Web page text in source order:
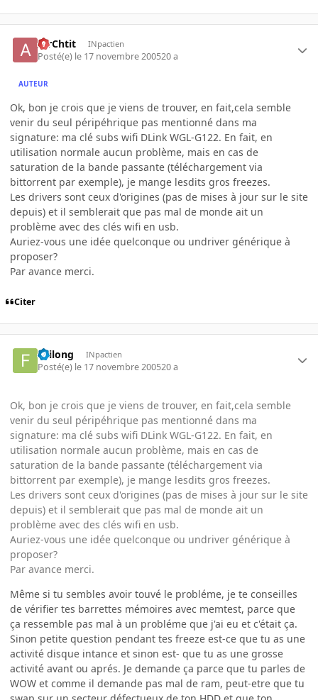
AirChtit INpactien
Posté(e) le 17 novembre 200520 a
AUTEUR
Ok, bon je crois que je viens de trouver, en fait,cela semble
venir du seul péripéhrique pas mentionné dans ma
signature: ma clé subs wifi DLink WGL-G122. En fait, en
utilisation normale aucun problème, mais en cas de
saturation de la bande passante (téléchargement via
bittorrent par exemple), je mange lesdits gros freezes.
Les drivers sont ceux d'origines (pas de mises à jour sur le site
depuis) et il semblerait que pas mal de monde ait un
problème avec des clés wifi en usb.
Auriez-vous une idée quelconque ou undriver générique à
proposer?
Par avance merci.
Citer
Feilong INpactien
Posté(e) le 17 novembre 200520 a
Ok, bon je crois que je viens de trouver, en fait,cela semble
venir du seul péripéhrique pas mentionné dans ma
signature: ma clé subs wifi DLink WGL-G122. En fait, en
utilisation normale aucun problème, mais en cas de
saturation de la bande passante (téléchargement via
bittorrent par exemple), je mange lesdits gros freezes.
Les drivers sont ceux d'origines (pas de mises à jour sur le site
depuis) et il semblerait que pas mal de monde ait un
problème avec des clés wifi en usb.
Auriez-vous une idée quelconque ou undriver générique à
proposer?
Par avance merci.
Même si tu sembles avoir touvé le probléme, je te conseilles
de vérifier tes barrettes mémoires avec memtest, parce que
ça ressemble pas mal à un probléme que j'ai eu et c'était ça.
Sinon petite question pendant tes freeze est-ce que tu as une
activité disque intance et sinon est- que tu as une grosse
activité avant ou aprés. Je demande ça parce que tu parles de
WOW et comme il demande pas mal de ram, peut-etre que tu